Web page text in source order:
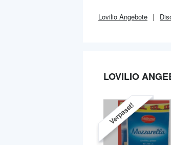
Lovilio Angebote
LOVILIO
Verpasst!